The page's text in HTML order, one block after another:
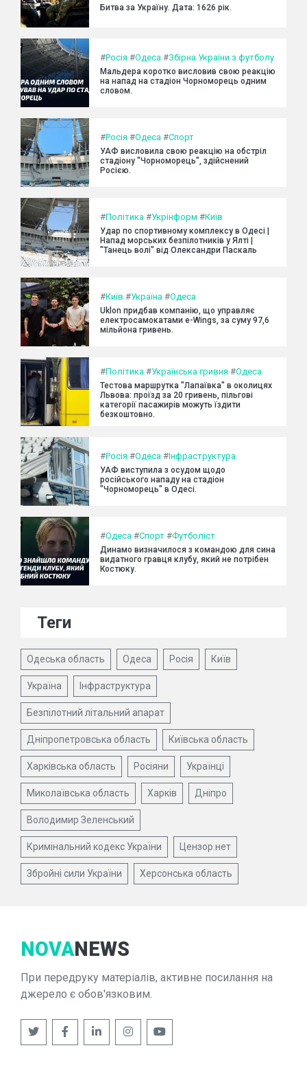
Битва за Україну. Дата: 1626 рік.
#Росія #Одеса #Збірна України з футболу
Мальдера коротко висловив свою реакцію
на напад на стадіон Чорноморець одним
словом.
#Росія #Одеса #Спорт
УАФ висловила свою реакцію на обстріл
стадіону "Чорноморець", здійснений
Росією.
#Політика #Укрінформ #Київ
Удар по спортивному комплексу в Одесі |
Напад морських безпілотників у Ялті |
"Танець волі" від Олександри Паскаль
#Київ #Україна #Одеса
Uklon придбав компанію, що управляє
електросамокатами e-Wings, за суму 97,6
мільйона гривень.
#Політика #Українська гривня #Одеса
Тестова маршрутка "Лапаївка" в околицях
Львова: проїзд за 20 гривень, пільгові
категорії пасажирів можуть їздити
безкоштовно.
#Росія #Одеса #Інфраструктура
УАФ виступила з осудом щодо
російського нападу на стадіон
"Чорноморець" в Одесі.
#Одеса #Спорт #Футболіст
Динамо визначилося з командою для сина
видатного гравця клубу, який не потрібен
Костюку.
Теги
Одеська область Одеса Росія Київ
Україна Інфраструктура
Безпілотний літальний апарат
Дніпропетровська область Київська область
Харківська область Росіяни Українці
Миколаївська область Харків Дніпро
Володимир Зеленський
Кримінальний кодекс України Цензор.нет
Збройні сили України Херсонська область
NOVANEWS
При передруку матеріалів, активне посилання на
джерело є обов'язковим.